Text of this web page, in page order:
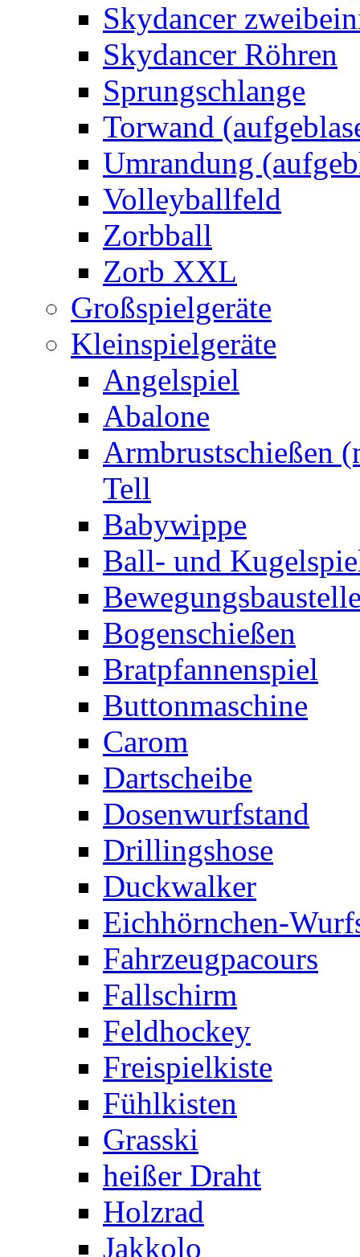
Skydancer
Skydancer Röhren
Sprungschlange
Torwand
Umrandung
Volleyballfeld
Zorbball
Zorb XXL
Großspielgeräte
Kleinspielgeräte
Angelspiel
Abalone
Armbrustschießen
Tell
Babywippe
Ball- und
Bogenschießen
Bratpfannenspiel
Buttonmaschine
Carom
Dartscheibe
Dosenwurfstand
Drillingshose
Duckwalker
Eichhörnchen-
Fahrzeugpacours
Fallschirm
Feldhockey
Freispielkiste
Fühlkisten
Grasski
heißer Draht
Holzrad
Jakkolo